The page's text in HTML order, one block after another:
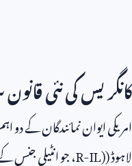
کانگریس کی نئی
امریکی ایوان نمائندگان کے دو
لاہوڈ (R-IL)، جو انٹیلی